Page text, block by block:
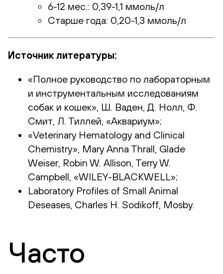
6-12 мес.: 0,39-1,1 ммоль/л
Старше года: 0,20-1,3 ммоль/л
Источник литературы:
«Полное руководство по лабораторным
и инструментальным исследованиям
собак и кошек», Ш. Ваден, Д. Нолл, Ф.
Смит, Л. Тиллей, «Аквариум»;
«Veterinary Hematology and Clinical
Chemistry», Mary Anna Thrall, Glade
Weiser, Robin W. Allison, Terry W.
Campbell, «WILEY-BLACKWELL»;
Laboratory Profiles of Small Animal
Deseases, Charles H. Sodikoff, Mosby.
Часто